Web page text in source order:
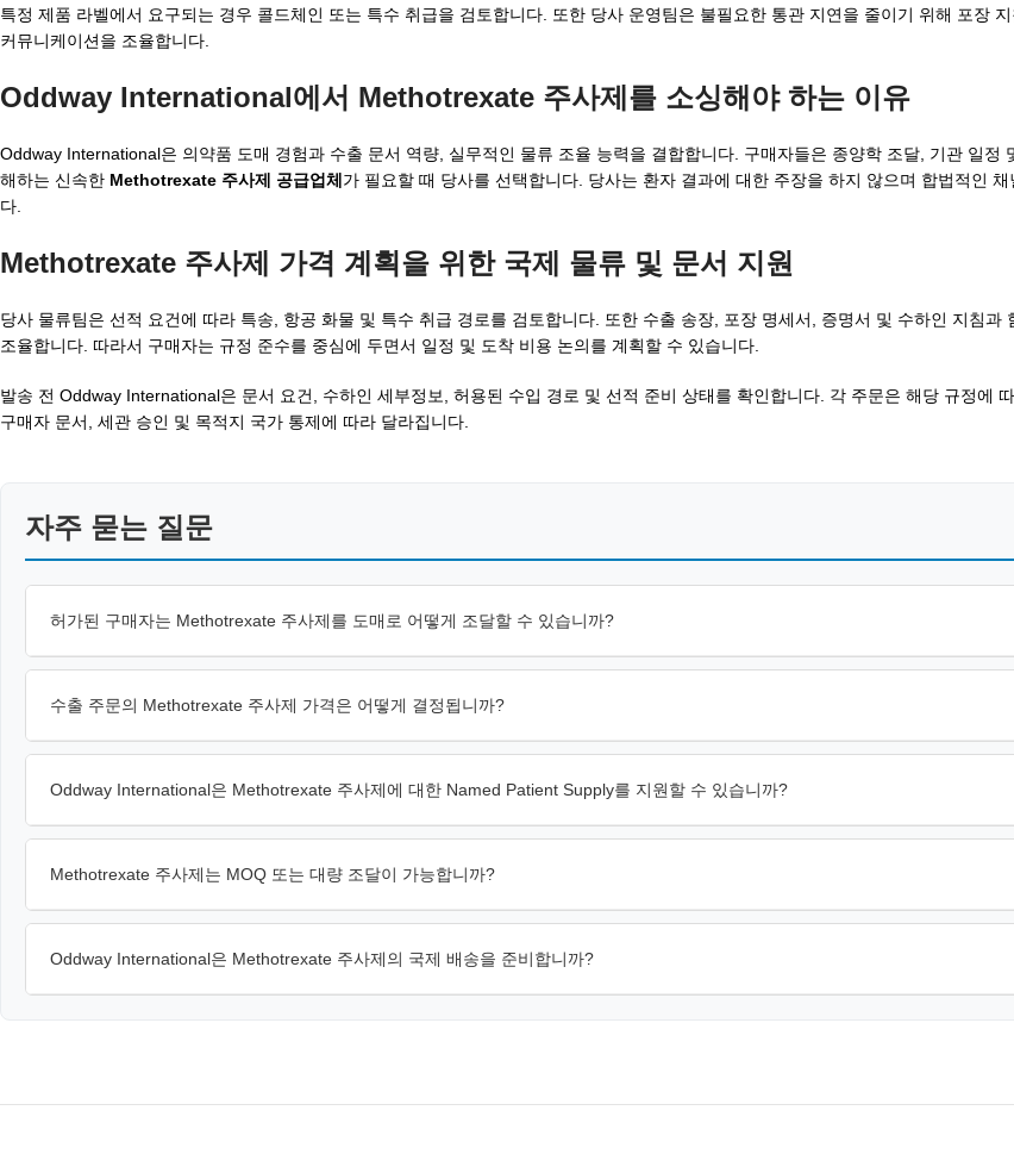
특정 제품 라벨에서 요구되는 경우 콜드체인 또는 특수 취급을 검토합니다. 또한 당사 운영팀은 불필요한 통관 지연을 줄이기 위해 포장
커뮤니케이션을 조율합니다.
Oddway International에서 Methotrexate 주사제를 소싱해야 하는 이유
Oddway International은 의약품 도매 경험과 수출 문서 역량, 실무적인 물류 조율 능력을 결합합니다. 구매자들은 종양학 조달, 기관 일정
해하는 신속한 Methotrexate 주사제 공급업체가 필요할 때 당사를 선택합니다. 당사는 환자 결과에 대한 주장을 하지 않으며 합법적인
다.
Methotrexate 주사제 가격 계획을 위한 국제 물류 및 문서 지원
당사 물류팀은 선적 요건에 따라 특송, 항공 화물 및 특수 취급 경로를 검토합니다. 또한 수출 송장, 포장 명세서, 증명서 및 수하인 지침과
조율합니다. 따라서 구매자는 규정 준수를 중심에 두면서 일정 및 도착 비용 논의를 계획할 수 있습니다.
발송 전 Oddway International은 문서 요건, 수하인 세부정보, 허용된 수입 경로 및 선적 준비 상태를 확인합니다. 각 주문은 해당 규정에
구매자 문서, 세관 승인 및 목적지 국가 통제에 따라 달라집니다.
자주 묻는 질문
허가된 구매자는 Methotrexate 주사제를 도매로 어떻게 조달할 수 있습니까?
수출 주문의 Methotrexate 주사제 가격은 어떻게 결정됩니까?
Oddway International은 Methotrexate 주사제에 대한 Named Patient Supply를 지원할 수 있습니까?
Methotrexate 주사제는 MOQ 또는 대량 조달이 가능합니까?
Oddway International은 Methotrexate 주사제의 국제 배송을 준비합니까?